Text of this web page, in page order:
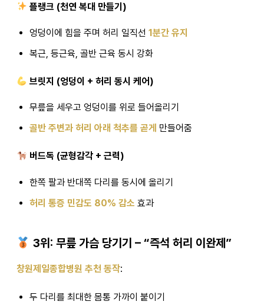
플랭크 (천연 복대 만들기)
엉덩이에 힘을 주며 허리 일직선1분간 유지
복근, 등근육, 골반 근육 동시 강화
브릿지 (엉덩이 + 허리 동시 케어)
무릎을 세우고 엉덩이를 위로 들어올리기
골반 주변과 허리 아래 척추를 곧게 만들어줌
버드독 (균형감각 + 근력)
한쪽 팔과 반대쪽 다리를 동시에 올리기
허리 통증 민감도 80% 감소 효과
3위: 무릎 가슴 당기기 – “즉석 허리 이완제”
창원제일종합병원 추천 동작:
두 다리를 최대한 몸통 가까이 붙이기